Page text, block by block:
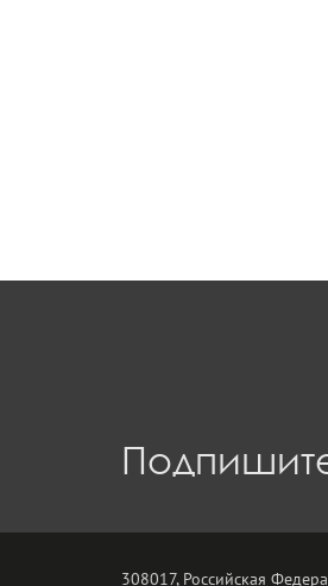
308017, Российская